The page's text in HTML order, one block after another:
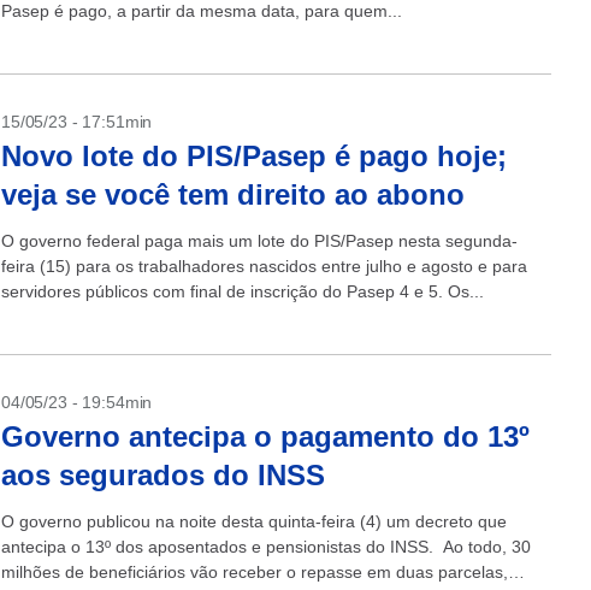
Pasep é pago, a partir da mesma data, para quem...
15/05/23 - 17:51min
Novo lote do PIS/Pasep é pago hoje;
veja se você tem direito ao abono
O governo federal paga mais um lote do PIS/Pasep nesta segunda-
feira (15) para os trabalhadores nascidos entre julho e agosto e para
servidores públicos com final de inscrição do Pasep 4 e 5. Os...
04/05/23 - 19:54min
Governo antecipa o pagamento do 13º
aos segurados do INSS
O governo publicou na noite desta quinta-feira (4) um decreto que
antecipa o 13º dos aposentados e pensionistas do INSS. Ao todo, 30
milhões de beneficiários vão receber o repasse em duas parcelas,